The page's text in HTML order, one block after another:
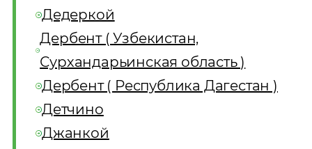
Дедеркой
Дербент ( Узбекистан,
Сурхандарьинская область )
Дербент ( Республика Дагестан )
Детчино
Джанкой